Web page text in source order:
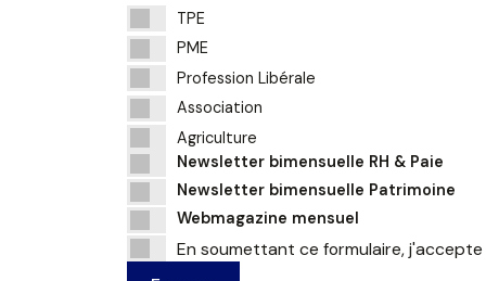
TPE
PME
Profession Libérale
Association
Agriculture
Newsletter bimensuelle RH & Paie
Newsletter bimensuelle Patrimoine
Webmagazine mensuel
En soumettant ce formulaire,